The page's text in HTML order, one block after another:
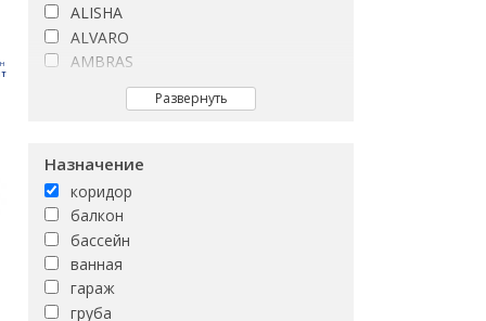
ALISHA
ALVARO
AMBRAS
ATLANTIS
Afina
Alama
Ashenwood
Развернуть
Назначение
коридор
балкон
бассейн
ванная
гараж
груба